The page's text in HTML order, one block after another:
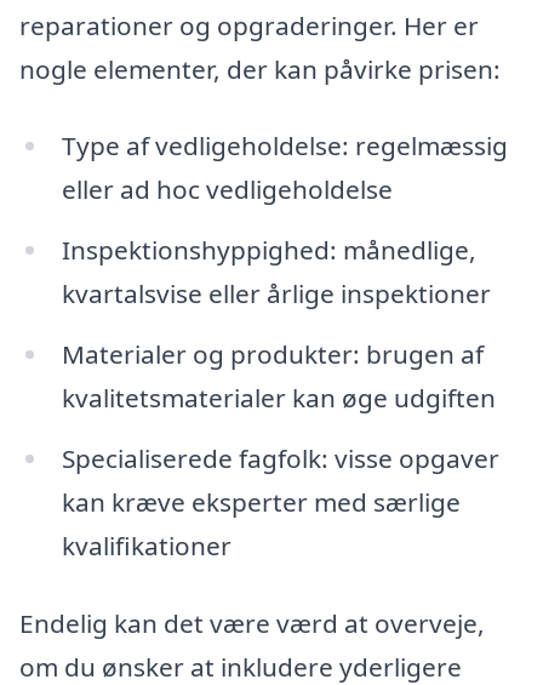
reparationer og opgraderinger. Her er
nogle elementer, der kan påvirke prisen:
Type af vedligeholdelse: regelmæssig
eller ad hoc vedligeholdelse
Inspektionshyppighed: månedlige,
kvartalsvise eller årlige inspektioner
Materialer og produkter: brugen af
kvalitetsmaterialer kan øge udgiften
Specialiserede fagfolk: visse opgaver
kan kræve eksperter med særlige
kvalifikationer
Endelig kan det være værd at overveje,
om du ønsker at inkludere yderligere